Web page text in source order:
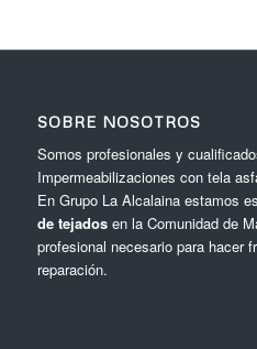
SOBRE NOSOTROS
Somos profesionales y
Impermeabilizaciones con tela
En Grupo La Alcalaina estamos
de tejadosen la Comunidad de
profesional necesario para hacer
reparación.